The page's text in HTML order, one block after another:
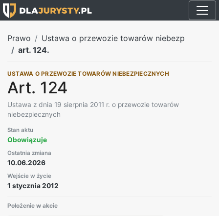
Prawo
Ustawa o przewozie towarów niebezp
art. 124.
USTAWA O PRZEWOZIE TOWARÓW NIEBEZPIECZNYCH
Art. 124
Ustawa z dnia 19 sierpnia 2011 r. o przewozie towarów
niebezpiecznych
Stan aktu
Obowiązuje
Ostatnia zmiana
10.06.2026
Wejście w życie
1 stycznia 2012
Położenie w akcie